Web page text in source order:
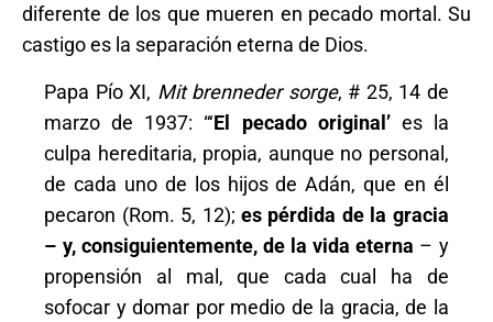
diferente de los que mueren en pecado mortal. Su
castigo es la separación eterna de Dios.
Papa Pío XI, Mit brenneder sorge, # 25, 14 de
marzo de 1937: “‘El pecado original’es la
culpa hereditaria, propia, aunque no personal,
de cada uno de los hijos de Adán, que en él
pecaron (Rom. 5, 12); es pérdida de la gracia
– y, consiguientemente, de la vida eterna – y
propensión al mal, que cada cual ha de
sofocar y domar por medio de la gracia, de la